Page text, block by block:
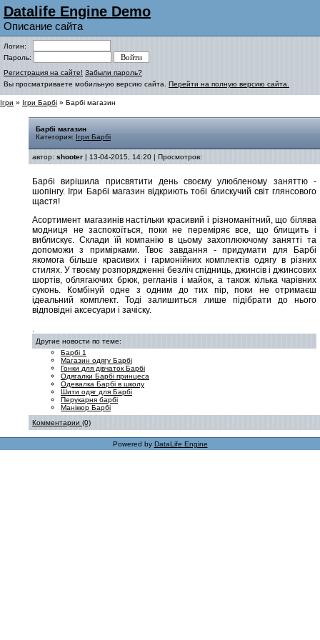
Datalife Engine Demo
Описание сайта
Логин:
Пароль:
Регистрация на сайте! Забыли пароль?
Вы просматриваете мобильную версию сайта. Перейти на полную версию сайта.
Ігри » Ігри Барбі » Барбі магазин
Барбі магазин
Категория: Ігри Барбі
автор: shooter | 13-04-2015, 14:20 | Просмотров:
Барбі вирішила присвятити день своєму улюбленому заняттю -
шопінгу. Ігри Барбі магазин відкриють тобі блискучий світ глянсового
щастя!
Асортимент магазинів настільки красивий і різноманітний, що білява
модниця не заспокоїться, поки не переміряє все, що блищить і
виблискує. Склади їй компанію в цьому захоплюючому занятті та
допоможи з примірками. Твоє завдання - придумати для Барбі
якомога більше красивих і гармонійних комплектів одягу в різних
стилях. У твоєму розпорядженні безліч спідниць, джинсів і джинсових
шортів, облягаючих брюк, регланів і майок, а також кілька чарівних
суконь. Комбінуй одне з одним до тих пір, поки не отримаєш
ідеальний комплект. Тоді залишиться лише підібрати до нього
відповідні аксесуари і зачіску.
.
Другие новости по теме:
Барбі 1
Магазин одягу Барбі
Гонки для дівчаток Барбі
Одягалки Барбі принцеса
Одевалка Барбі в школу
Шити одяг для Барбі
Перукарня барбі
Манікюр Барбі
Комментарии (0)
Powered by DataLife Engine